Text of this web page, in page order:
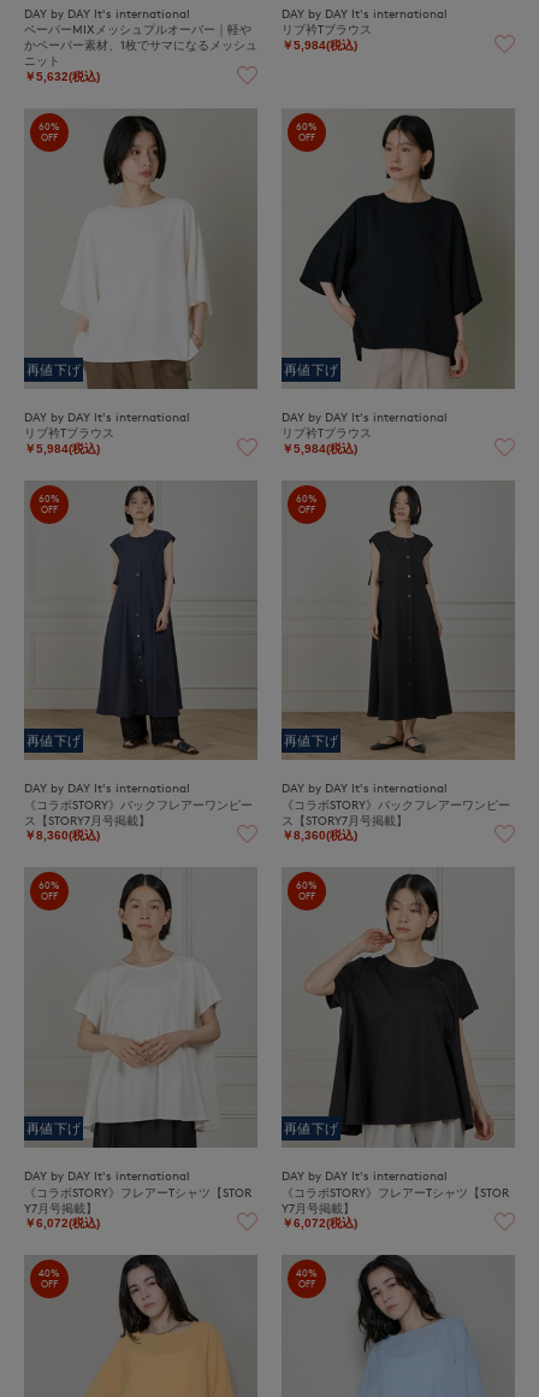
DAY by DAY It's international
ペーパーMIXメッシュプルオーバー｜軽や
かペーパー素材、1枚でサマになるメッシュ
ニット
￥5,632(税込)
DAY by DAY It's international
リブ衿Tブラウス
￥5,984(税込)
60%
OFF
再値下げ
DAY by DAY It's international
リブ衿Tブラウス
￥5,984(税込)
60%
OFF
再値下げ
DAY by DAY It's international
リブ衿Tブラウス
￥5,984(税込)
60%
OFF
再値下げ
DAY by DAY It's international
《コラボSTORY》バックフレアーワンピー
ス【STORY7月号掲載】
￥8,360(税込)
60%
OFF
再値下げ
DAY by DAY It's international
《コラボSTORY》バックフレアーワンピー
ス【STORY7月号掲載】
￥8,360(税込)
60%
OFF
再値下げ
DAY by DAY It's international
《コラボSTORY》フレアーTシャツ【STOR
Y7月号掲載】
￥6,072(税込)
60%
OFF
再値下げ
DAY by DAY It's international
《コラボSTORY》フレアーTシャツ【STOR
Y7月号掲載】
￥6,072(税込)
40%
OFF
40%
OFF